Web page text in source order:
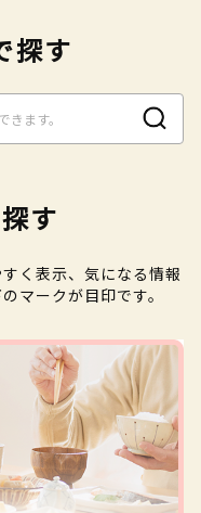
探す
す
く表示、気になる情報
マークが目印です。